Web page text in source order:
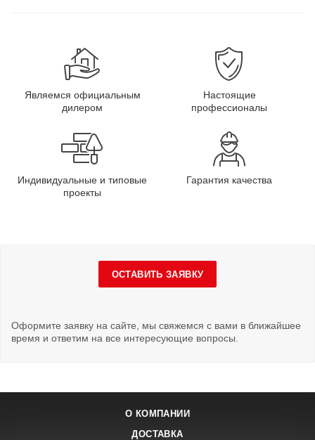
Являемся официальным
дилером
Настоящие
профессионалы
Индивидуальные и типовые
проекты
Гарантия качества
ОСТАВИТЬ ЗАЯВКУ
Оформите заявку на сайте, мы свяжемся с вами в ближайшее
время и ответим на все интересующие вопросы.
О КОМПАНИИ
ДОСТАВКА